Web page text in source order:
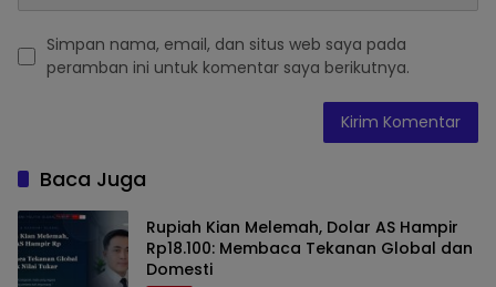
Simpan nama, email, dan situs web saya pada
peramban ini untuk komentar saya berikutnya.
Baca Juga
Rupiah Kian Melemah, Dolar AS Hampir
Rp18.100: Membaca Tekanan Global dan
Domesti